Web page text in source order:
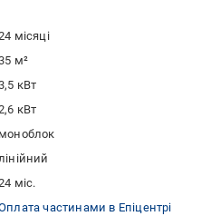
місяці
м²
кВт
кВт
моноблок
лінійний
міс.
частинами в Епіцентрі